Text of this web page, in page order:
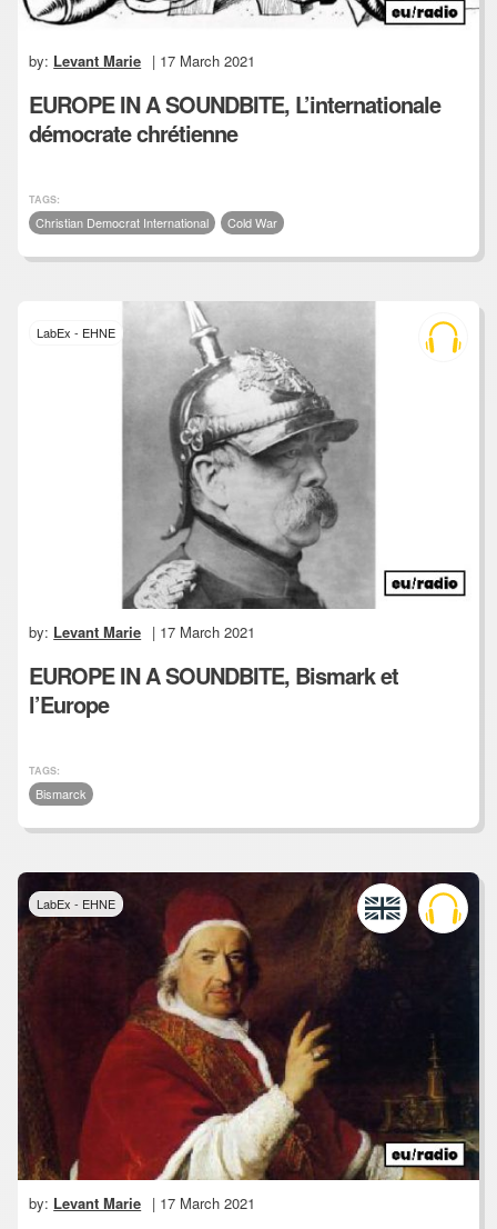
by: Levant Marie | 17 March 2021
EUROPE IN A SOUNDBITE, L’internationale
démocrate chrétienne
TAGS:
Christian Democrat International Cold War
LabEx - EHNE
by: Levant Marie | 17 March 2021
EUROPE IN A SOUNDBITE, Bismark et
l’Europe
TAGS:
Bismarck
LabEx - EHNE
by: Levant Marie | 17 March 2021